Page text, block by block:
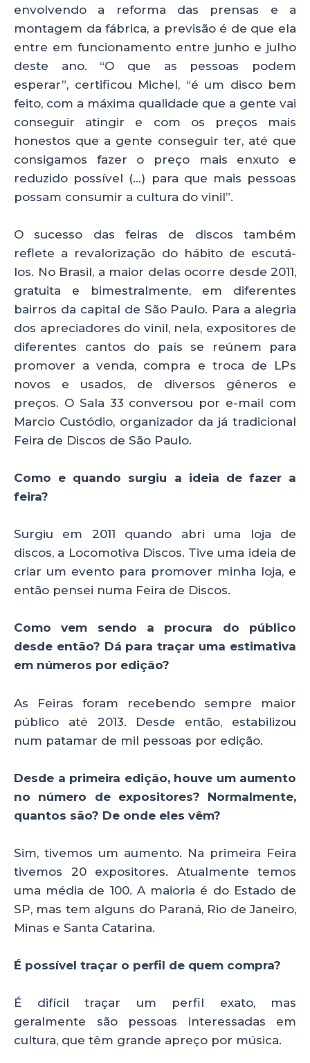
envolvendo a reforma das prensas e a
montagem da fábrica, a previsão é de que ela
entre em funcionamento entre junho e julho
deste ano. “O que as pessoas podem
esperar”, certificou Michel, “é um disco bem
feito, com a máxima qualidade que a gente vai
conseguir atingir e com os preços mais
honestos que a gente conseguir ter, até que
consigamos fazer o preço mais enxuto e
reduzido possível (…) para que mais pessoas
possam consumir a cultura do vinil”.
O sucesso das feiras de discos também
reflete a revalorização do hábito de escutá-
los. No Brasil, a maior delas ocorre desde 2011,
gratuita e bimestralmente, em diferentes
bairros da capital de São Paulo. Para a alegria
dos apreciadores do vinil, nela, expositores de
diferentes cantos do país se reúnem para
promover a venda, compra e troca de LPs
novos e usados, de diversos gêneros e
preços. O Sala 33 conversou por e-mail com
Marcio Custódio, organizador da já tradicional
Feira de Discos de São Paulo.
Como e quando surgiu a ideia de fazer a
feira?
Surgiu em 2011 quando abri uma loja de
discos, a Locomotiva Discos. Tive uma ideia de
criar um evento para promover minha loja, e
então pensei numa Feira de Discos.
Como vem sendo a procura do público
desde então? Dá para traçar uma estimativa
em números por edição?
As Feiras foram recebendo sempre maior
público até 2013. Desde então, estabilizou
num patamar de mil pessoas por edição.
Desde a primeira edição, houve um aumento
no número de expositores? Normalmente,
quantos são? De onde eles vêm?
Sim, tivemos um aumento. Na primeira Feira
tivemos 20 expositores. Atualmente temos
uma média de 100. A maioria é do Estado de
SP, mas tem alguns do Paraná, Rio de Janeiro,
Minas e Santa Catarina.
É possível traçar o perfil de quem compra?
É difícil traçar um perfil exato, mas
geralmente são pessoas interessadas em
cultura, que têm grande apreço por música.